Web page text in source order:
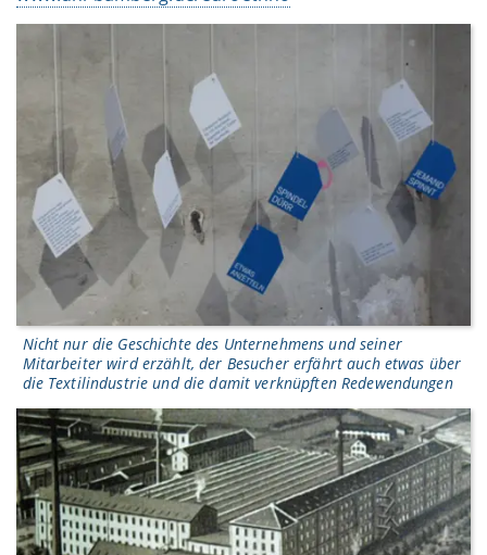
Nicht nur die Geschichte des Unternehmens und seiner
Mitarbeiter wird erzählt, der Besucher erfährt auch etwas über
die Textilindustrie und die damit verknüpften Redewendungen